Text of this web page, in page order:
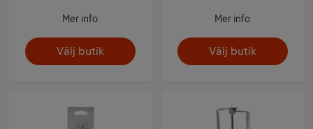
Mer info
Välj butik
Mer info
Välj butik